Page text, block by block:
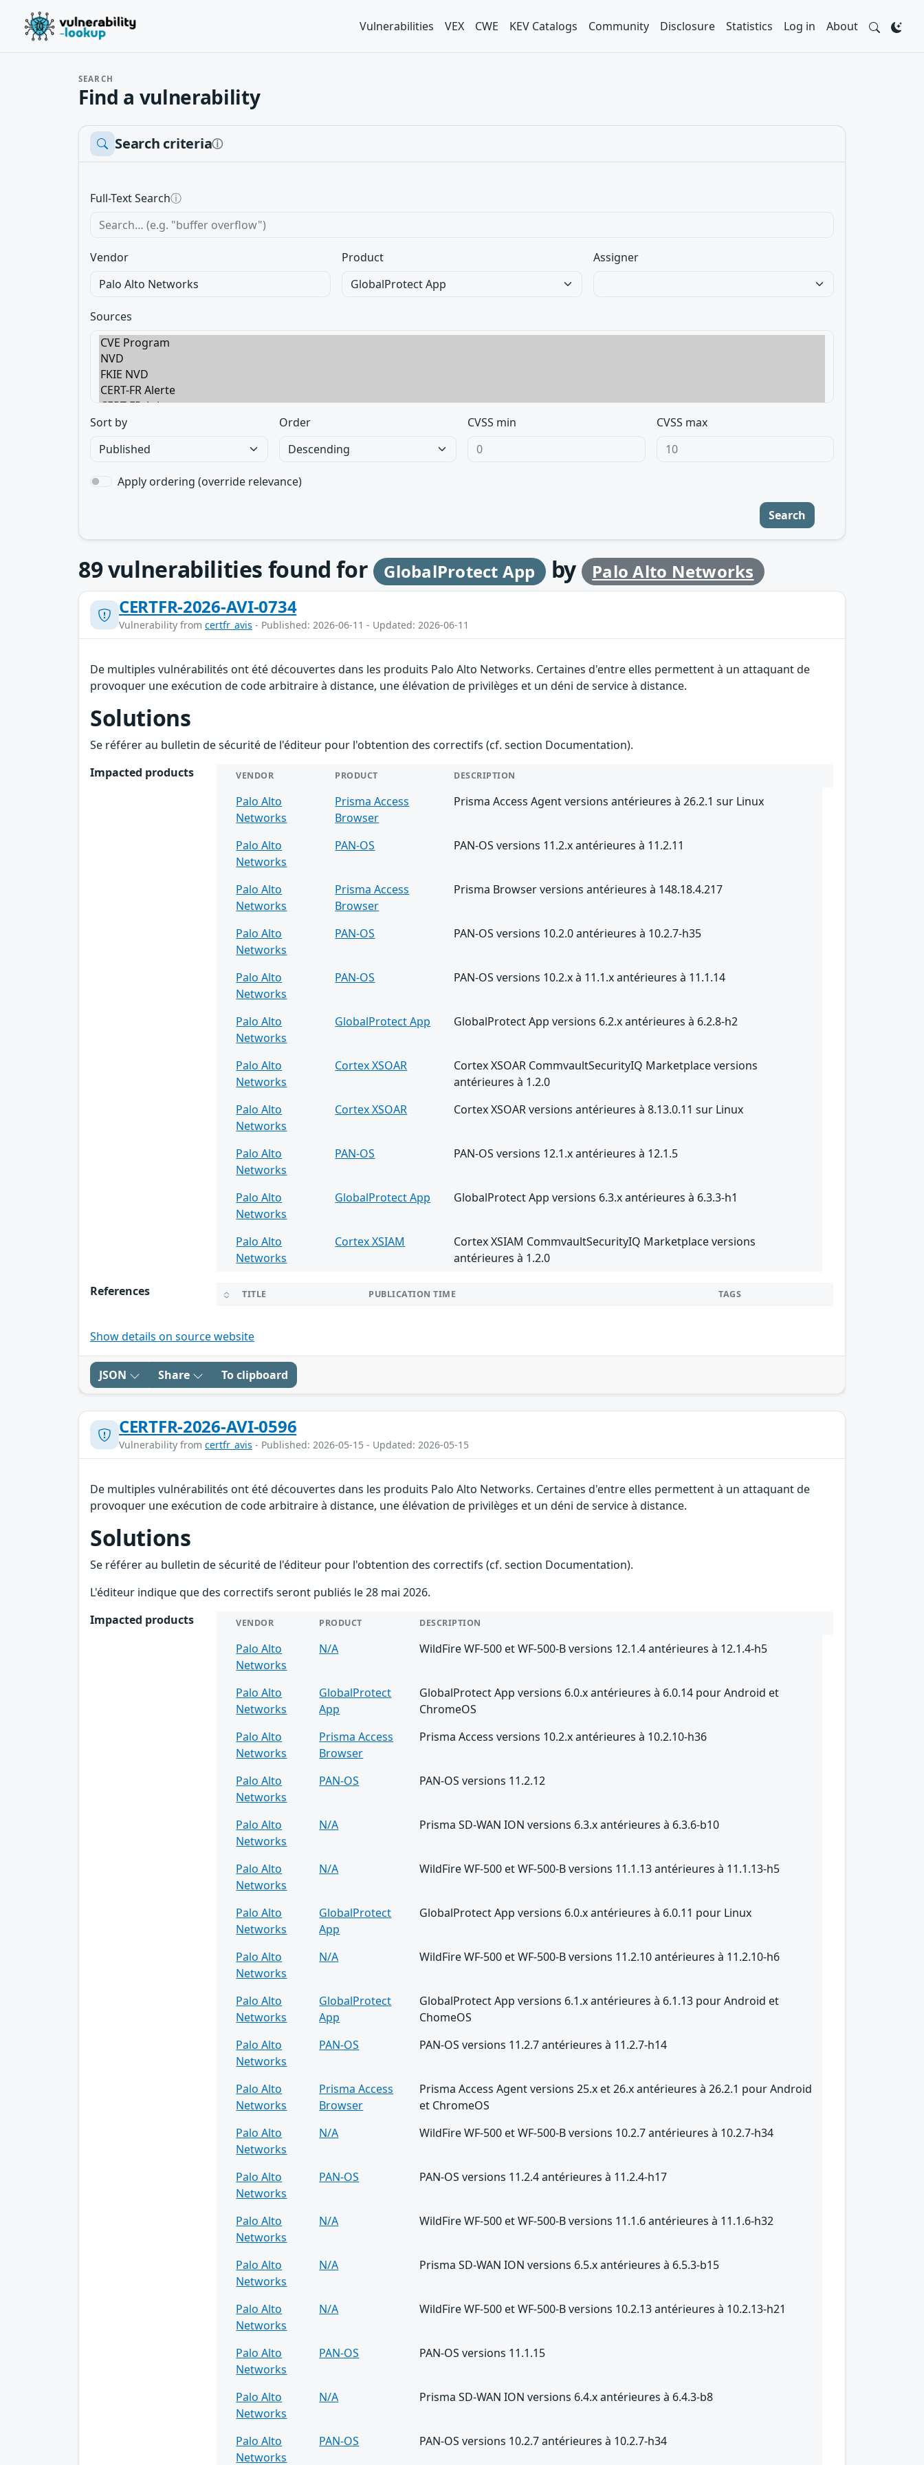
Vulnerabilities VEX CWE KEV Catalogs Community Disclosure Statistics Log in About
SEARCH
Find a vulnerability
Search criteriaⓘ
Full-Text Searchⓘ
Vendor Product Assigner
Sources
Sort by Order CVSS min CVSS max
Apply ordering (override relevance)
Search
89vulnerabilities found for GlobalProtect App by
Palo Alto Networks
CERTFR-2026-AVI-0734
Vulnerability from certfr_avis - Published: 2026-06-11 - Updated: 2026-06-11
De multiples vulnérabilités ont été découvertes dans les produits Palo Alto Networks. Certaines d'entre elles permettent à un attaquant de
provoquer une exécution de code arbitraire à distance, une élévation de privilèges et un déni de service à distance.
Solutions
Se référer au bulletin de sécurité de l'éditeur pour l'obtention des correctifs (cf. section Documentation).
Impacted products
VENDOR PRODUCT DESCRIPTION
Palo Alto
Networks
Prisma Access
Browser
Prisma Access Agent versions antérieures à 26.2.1 sur Linux
Palo Alto
Networks
PAN-OS PAN-OS versions 11.2.x antérieures à 11.2.11
Palo Alto
Networks
Prisma Access
Browser
Prisma Browser versions antérieures à 148.18.4.217
Palo Alto
Networks
PAN-OS PAN-OS versions 10.2.0 antérieures à 10.2.7-h35
Palo Alto
Networks
PAN-OS PAN-OS versions 10.2.x à 11.1.x antérieures à 11.1.14
Palo Alto
Networks
GlobalProtect App GlobalProtect App versions 6.2.x antérieures à 6.2.8-h2
Palo Alto
Networks
Cortex XSOAR
Cortex XSOAR CommvaultSecurityIQ Marketplace versions
antérieures à 1.2.0
Palo Alto
Networks
Cortex XSOAR Cortex XSOAR versions antérieures à 8.13.0.11 sur Linux
Palo Alto
Networks
PAN-OS PAN-OS versions 12.1.x antérieures à 12.1.5
Palo Alto
Networks
GlobalProtect App GlobalProtect App versions 6.3.x antérieures à 6.3.3-h1
Palo Alto
Networks
Cortex XSIAM
Cortex XSIAM CommvaultSecurityIQ Marketplace versions
antérieures à 1.2.0
References TITLE PUBLICATION TIME TAGS
Show details on source website
JSON Share To clipboard
CERTFR-2026-AVI-0596
Vulnerability from certfr_avis - Published: 2026-05-15 - Updated: 2026-05-15
De multiples vulnérabilités ont été découvertes dans les produits Palo Alto Networks. Certaines d'entre elles permettent à un attaquant de
provoquer une exécution de code arbitraire à distance, une élévation de privilèges et un déni de service à distance.
Solutions
Se référer au bulletin de sécurité de l'éditeur pour l'obtention des correctifs (cf. section Documentation).
L'éditeur indique que des correctifs seront publiés le 28 mai 2026.
Impacted products
VENDOR PRODUCT DESCRIPTION
Palo Alto
Networks
N/A WildFire WF-500 et WF-500-B versions 12.1.4 antérieures à 12.1.4-h5
Palo Alto
Networks
GlobalProtect
App
GlobalProtect App versions 6.0.x antérieures à 6.0.14 pour Android et
ChromeOS
Palo Alto
Networks
Prisma Access
Browser
Prisma Access versions 10.2.x antérieures à 10.2.10-h36
Palo Alto
Networks
PAN-OS PAN-OS versions 11.2.12
Palo Alto
Networks
N/A Prisma SD-WAN ION versions 6.3.x antérieures à 6.3.6-b10
Palo Alto
Networks
N/A WildFire WF-500 et WF-500-B versions 11.1.13 antérieures à 11.1.13-h5
Palo Alto
Networks
GlobalProtect
App
GlobalProtect App versions 6.0.x antérieures à 6.0.11 pour Linux
Palo Alto
Networks
N/A WildFire WF-500 et WF-500-B versions 11.2.10 antérieures à 11.2.10-h6
Palo Alto
Networks
GlobalProtect
App
GlobalProtect App versions 6.1.x antérieures à 6.1.13 pour Android et
ChomeOS
Palo Alto
Networks
PAN-OS PAN-OS versions 11.2.7 antérieures à 11.2.7-h14
Palo Alto
Networks
Prisma Access
Browser
Prisma Access Agent versions 25.x et 26.x antérieures à 26.2.1 pour Android
et ChromeOS
Palo Alto
Networks
N/A WildFire WF-500 et WF-500-B versions 10.2.7 antérieures à 10.2.7-h34
Palo Alto
Networks
PAN-OS PAN-OS versions 11.2.4 antérieures à 11.2.4-h17
Palo Alto
Networks
N/A WildFire WF-500 et WF-500-B versions 11.1.6 antérieures à 11.1.6-h32
Palo Alto
Networks
N/A Prisma SD-WAN ION versions 6.5.x antérieures à 6.5.3-b15
Palo Alto
Networks
N/A WildFire WF-500 et WF-500-B versions 10.2.13 antérieures à 10.2.13-h21
Palo Alto
Networks
PAN-OS PAN-OS versions 11.1.15
Palo Alto
Networks
N/A Prisma SD-WAN ION versions 6.4.x antérieures à 6.4.3-b8
Palo Alto
Networks
PAN-OS PAN-OS versions 10.2.7 antérieures à 10.2.7-h34